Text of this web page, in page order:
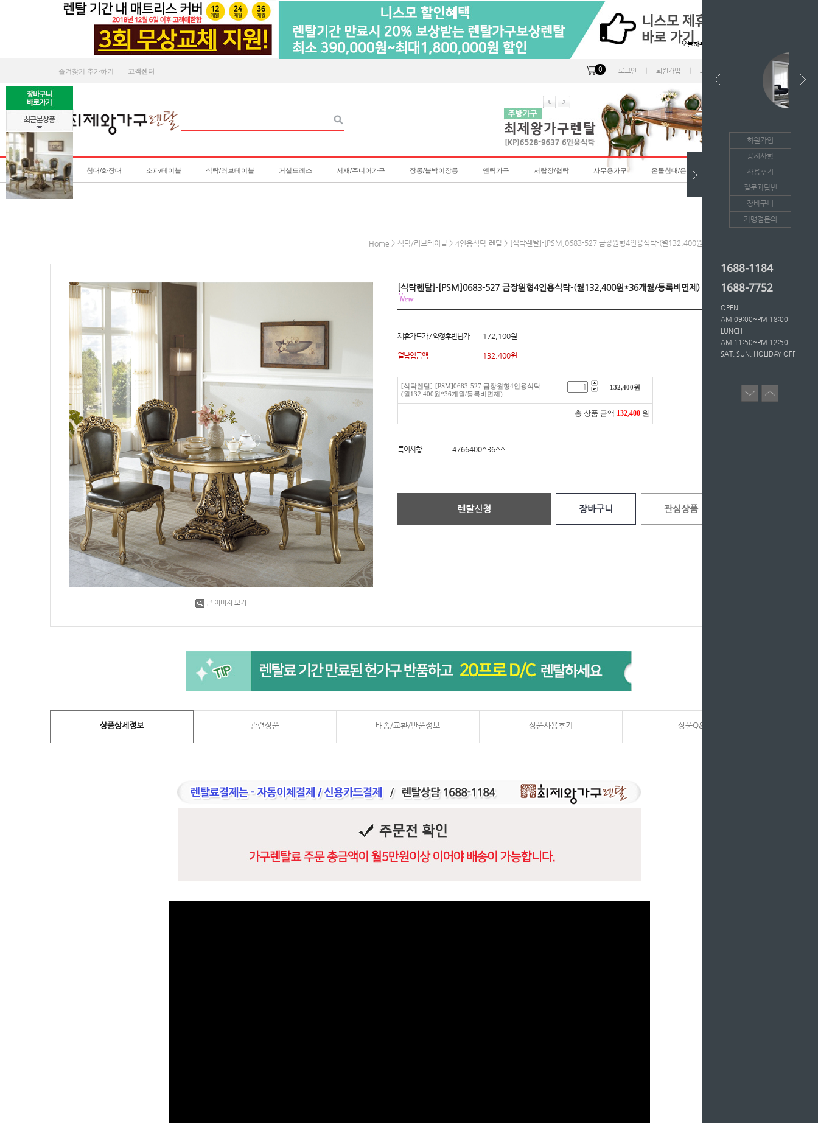
오늘하루 열지않음
즐겨찾기 추가하기 ㅣ 고객센터 0 로그인 회원가입 고객센터 마이페이지
침대/화장대 소파/테이블 식탁/러브테이블 거실드레스 서재/주니어가구 장롱/붙박이장롱 엔틱가구 서랍장/협탁 사무용가구 온돌침대/온돌소파
Home > 식탁/러브테이블 > 4인용식탁-렌탈 > [식탁렌탈]-[PSM]0683-527 금장원형4인용식탁-(월132,400원*36개월/등록비면제)
큰 이미지 보기
[식탁렌탈]-[PSM]0683-527 금장원형4인용식탁-(월132,400원*36개월/등록비면제)
제휴카드가 / 약정후반납가 172,100원
월납입금액 132,400원
[식탁렌탈]-[PSM]0683-527 금장원형4인용식탁-
(월132,400원*36개월/등록비면제)
132,400원
총 상품 금액 132,400 원
특이사항 4766400^36^^
렌탈신청 장바구니 관심상품
상품상세정보 관련상품 배송/교환/반품정보 상품사용후기 상품Q&A
회원가입
공지사항
사용후기
질문과답변
장바구니
가맹점문의
1688-1184
1688-7752
OPEN
AM 09:00~PM 18:00
LUNCH
AM 11:50~PM 12:50
SAT, SUN, HOLIDAY OFF